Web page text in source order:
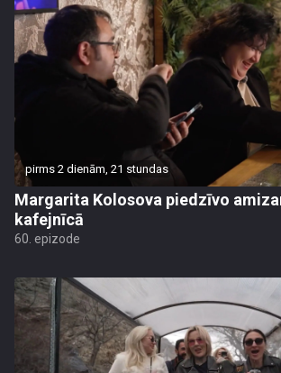
pirms 2 dienām, 21 stundas
Margarita Kolosova piedzīvo
kafejnīcā
60. epizode